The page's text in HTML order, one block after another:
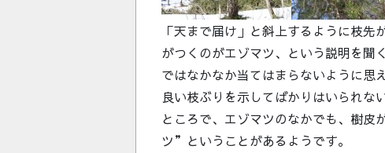
「天まで届け」と斜上するように枝
がつくのがエゾマツ、という説明を聞
ではなかなか当てはまらないように
良い枝ぶりを示してばかりはいられな
ところで、エゾマツのなかでも、樹
ツ”ということがあるようです。